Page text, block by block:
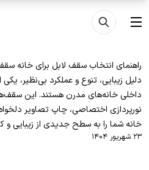
رفتن به محتوای اصلی
منو
راهنمای انتخاب سقف لابل برای
دلیل زیبایی، تنوع و عملکرد بی‌نظیر، یکی
داخلی خانه‌های مدرن هستند. این
نورپردازی اختصاصی، چاپ تصاویر
خانه شما را به سطح جدیدی از زیبایی و
۲۳ شهریور ۱۴۰۴